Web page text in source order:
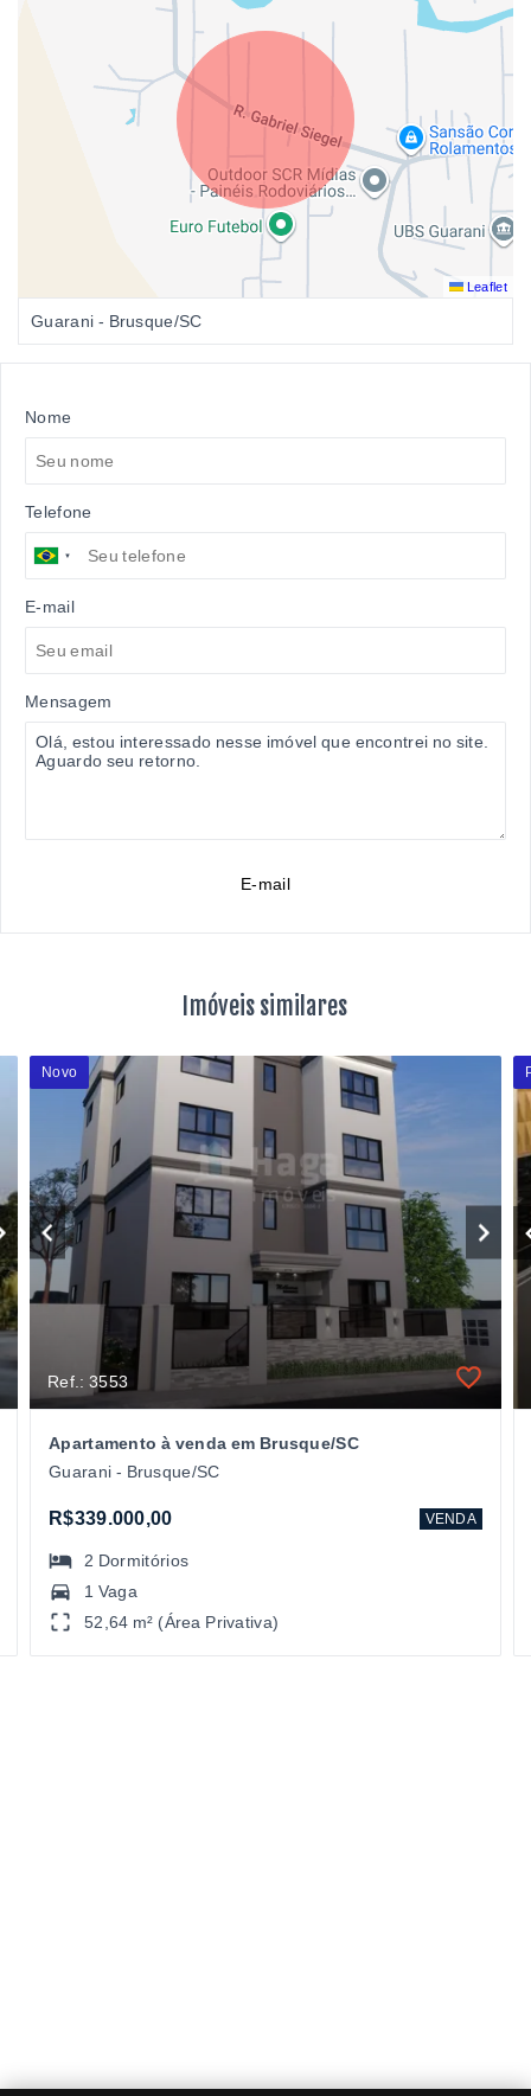
Leaflet
Guarani - Brusque/SC
Nome
Telefone
E-mail
Mensagem
E-mail
Imóveis similares
Novo
Ref.: 3553
Apartamento à venda em Brusque/SC
Guarani - Brusque/SC
R$339.000,00 VENDA
2 Dormitórios
1 Vaga
52,64 m² (Área Privativa)